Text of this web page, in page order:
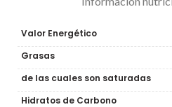
Valor Energético
Grasas
de las cuales son saturadas
Hidratos de Carbono